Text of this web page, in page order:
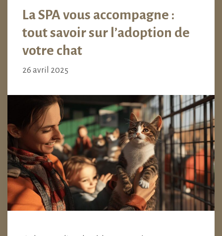
La SPA vous accompagne :
tout savoir sur l’adoption de
votre chat
26 avril 2025